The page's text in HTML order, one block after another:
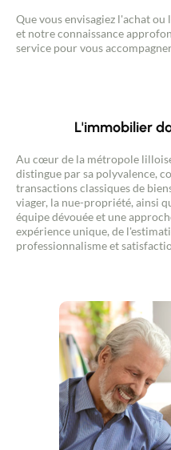
Que vous envisagiez l'achat
et notre connaissance
service pour vous
L'immobilier
Au cœur de la métropole
distingue par sa polyvalence,
transactions classiques de
viager, la nue-propriété, ainsi
équipe dévouée et une
expérience unique, de
professionnalisme et